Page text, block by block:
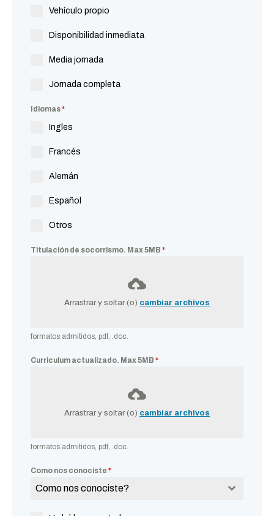
Vehículo propio
Disponibilidad inmediata
Media jornada
Jornada completa
Idiomas*
Ingles
Francés
Alemán
Español
Otros
Titulación de socorrismo. Max 5MB *
Arrastrar y soltar (o) cambiar archivos
formatos admitidos, pdf, .doc.
Curriculum actualizado. Max 5MB *
Arrastrar y soltar (o) cambiar archivos
formatos admitidos, pdf, .doc.
Como nos conociste *
Como nos conociste?